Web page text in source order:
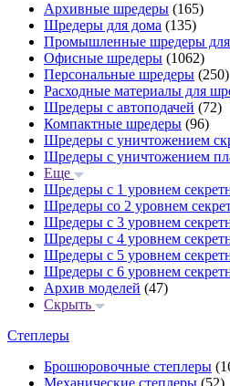
Архивные шредеры (165)
Шредеры для дома (135)
Промышленные шредеры для
Офисные шредеры (1062)
Персональные шредеры (250)
Расходные материалы для
Шредеры с автоподачей (72)
Компактные шредеры (96)
Шредеры с уничтожением
Шредеры с уничтожением
Еще
Шредеры с 1 уровнем
Шредеры со 2 уровнем
Шредеры с 3 уровнем
Шредеры с 4 уровнем
Шредеры с 5 уровнем
Шредеры с 6 уровнем
Архив моделей (47)
Скрыть
Степлеры
Брошюровочные степлеры
Механические степлеры (52)